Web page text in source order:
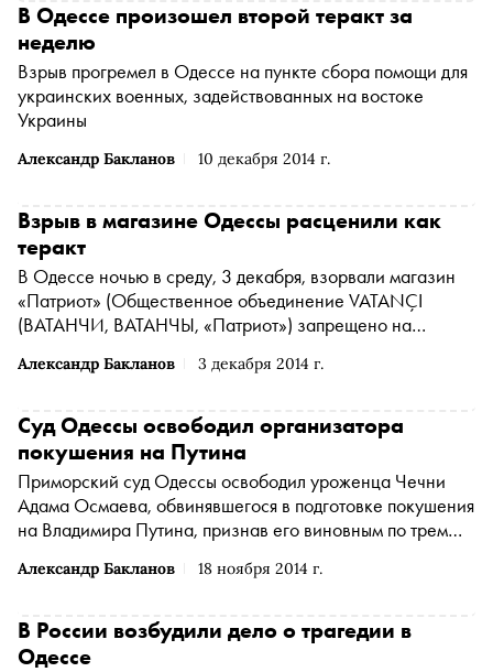
Александр Бакланов 10 декабря 2014 г.
В Одессе произошел второй теракт за
неделю
Взрыв прогремел в Одессе на пункте сбора помощи для
украинских военных, задействованных на востоке
Украины
Александр Бакланов 3 декабря 2014 г.
Взрыв в магазине Одессы расценили как
теракт
В Одессе ночью в среду, 3 декабря, взорвали магазин
«Патриот» (Общественное объединение VATANÇI
(ВАТАНЧИ, ВАТАНЧЫ, «Патриот») запрещено на
продаже украинской символики и национальной одежды
Александр Бакланов 18 ноября 2014 г.
Суд Одессы освободил организатора
покушения на Путина
Приморский суд Одессы освободил уроженца Чечни
Адама Осмаева, обвинявшегося в подготовке покушения
на Владимира Путина, признав его виновным по трем
В России возбудили дело о трагедии в
Одессе